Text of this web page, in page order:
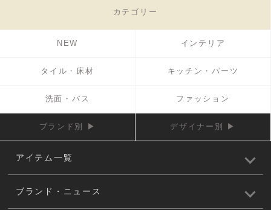
カテゴリー
NEW インテリア
タイル・床材 キッチン・パーツ
洗面・バス ファッション
ブランド別 ▶ デザイナー別 ▶
アイテム一覧
ブランド・ニュース